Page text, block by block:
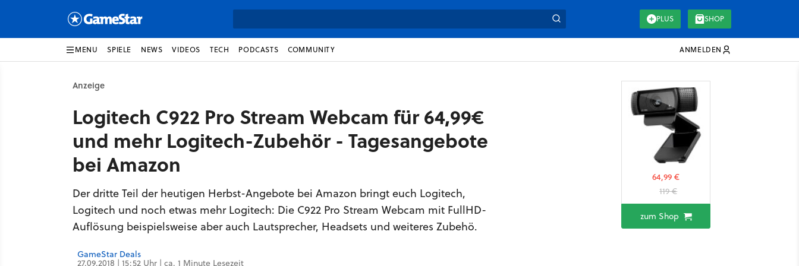
PLUS SHOP
MENU SPIELE NEWS VIDEOS TECH PODCASTS COMMUNITY ANMELDEN
Anzeige
Logitech C922 Pro Stream Webcam für 64,99€
und mehr Logitech-Zubehör - Tagesangebote
bei Amazon
Der dritte Teil der heutigen Herbst-Angebote bei Amazon bringt euch Logitech,
Logitech und noch etwas mehr Logitech: Die C922 Pro Stream Webcam mit FullHD-
Auflösung beispielsweise aber auch Lautsprecher, Headsets und weiteres Zubehö.
64,99 €
119 €
zum Shop
GameStar Deals
27.09.2018 | 15:52 Uhr | ca. 1 Minute Lesezeit